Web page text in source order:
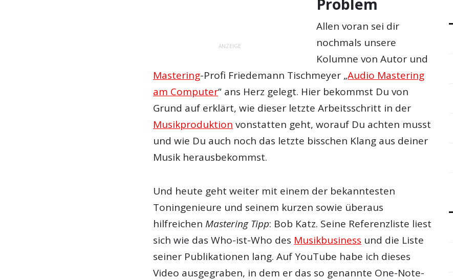
ANZEIGE
Problem
Allen voran sei dir
nochmals unsere
Kolumne von Autor und
Mastering-Profi Friedemann Tischmeyer „Audio Mastering
am Computer“ ans Herz gelegt. Hier bekommst Du von
Grund auf erklärt, wie dieser letzte Arbeitsschritt in der
Musikproduktion vonstatten geht, worauf Du achten musst
und wie Du auch noch das letzte bisschen Klang aus deiner
Musik herausbekommst.
Und heute geht weiter mit einem der bekanntesten
Toningenieure und seinem kurzen sowie überaus
hilfreichenMastering Tipp: Bob Katz. Seine Referenzliste liest
sich wie das Who-ist-Who des Musikbusiness und die Liste
seiner Publikationen lang. Auf YouTube habe ich dieses
Video ausgegraben, in dem er das so genannte One-Note-